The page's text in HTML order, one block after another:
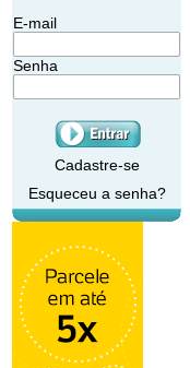
E-mail
Senha
Cadastre-se
Esqueceu a senha?